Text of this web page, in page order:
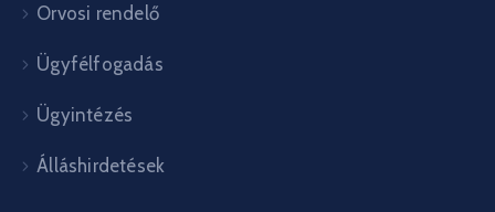
Orvosi rendelő
Ügyfélfogadás
Ügyintézés
Álláshirdetések